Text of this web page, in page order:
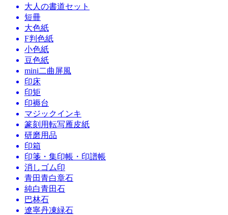
大人の書道セット
短冊
大色紙
F判色紙
小色紙
豆色紙
mini二曲屏風
印床
印矩
印褥台
マジックインキ
篆刻用転写雁皮紙
研磨用品
印箱
印箋・集印帳・印譜帳
消しゴム印
青田青白章石
純白青田石
巴林石
遼寧丹凍緑石